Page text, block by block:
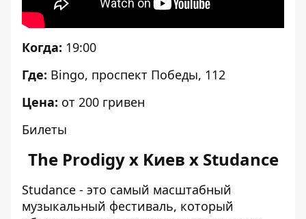
Когда: 19:00
Где: Bingo, проспект Победы, 112
Цена: от 200 гривен
Билеты
The Prodigy x Kиев x Studance
Studance - это самый масштабный
музыкальный фестиваль, который